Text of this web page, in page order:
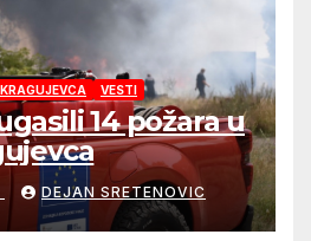
VESTI
14 požara u
DEJAN SRETENOVIC